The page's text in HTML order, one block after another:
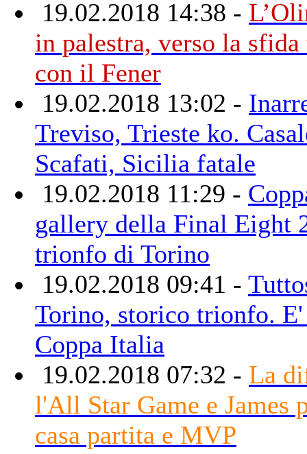
19.02.2018 14:38 -
in palestra, verso la sfida
con il Fener
19.02.2018 13:02 -
Treviso, Trieste ko.
Scafati, Sicilia fatale
19.02.2018 11:29 -
gallery della Final Eight
trionfo di Torino
19.02.2018 09:41 -
Torino, storico trionfo.
Coppa Italia
19.02.2018 07:32 - La
l'All Star Game e James
casa partita e MVP